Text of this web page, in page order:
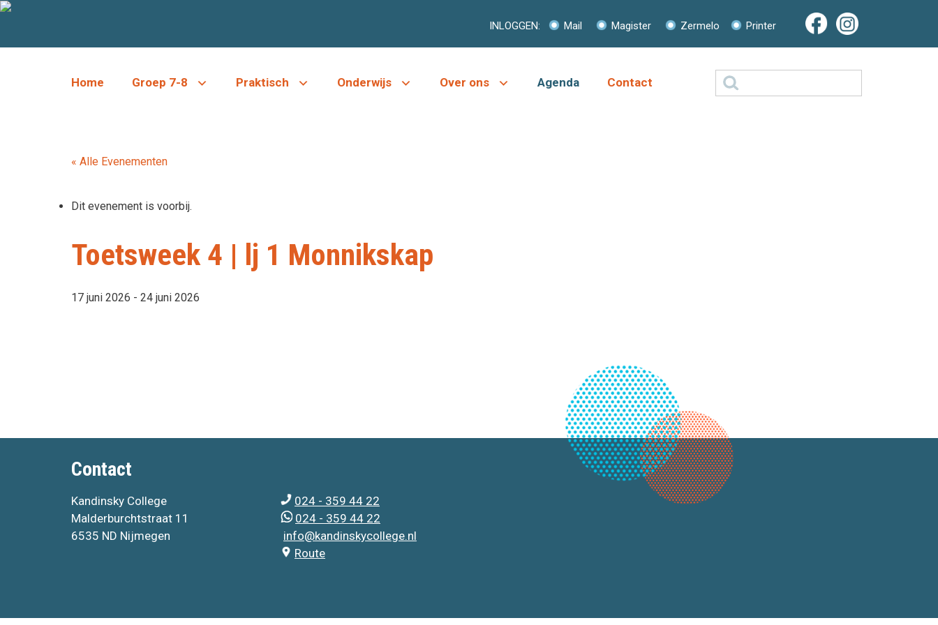
Ga
INLOGGEN: Mail Magister Zermelo Printer
Home Groep 7-8 Praktisch Onderwijs Over ons Agenda Contact
« Alle Evenementen
Dit evenement is voorbij.
Toetsweek 4 | lj 1 Monnikskap
17 juni 2026 - 24 juni 2026
Contact
Kandinsky College
Malderburchtstraat 11
6535 ND Nijmegen
024 - 359 44 22
024 - 359 44 22
info@kandinskycollege.nl
Route